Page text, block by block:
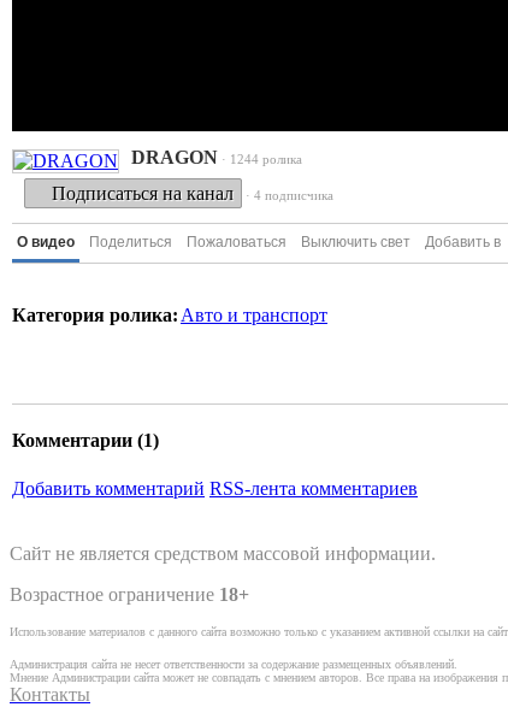
DRAGON · 1244 ролика
Подписаться на канал · 4 подписчика
О видео Поделиться Пожаловаться Выключить свет Добавить в
Категория ролика: Авто и транспорт
Комментарии (1)
Добавить комментарий RSS-лента комментариев
Сайт не является средством массовой информации.
Возрастное ограничение 18+
Использование материалов с данного сайта возможно только с указанием активной ссылки на
Администрация сайта не несет ответственности за содержание размещенных объявлений.
Мнение Администрации сайта может не совпадать с мнением авторов. Все права на
Контакты